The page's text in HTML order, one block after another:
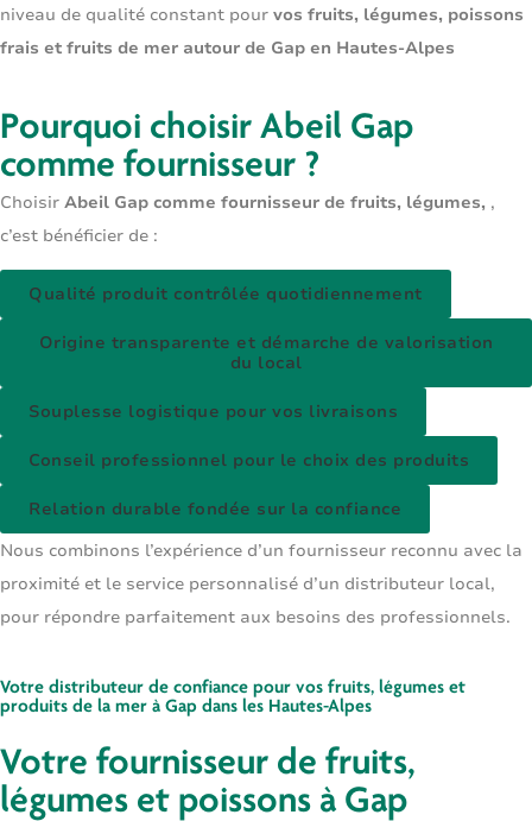
niveau de qualité constant pour vos fruits, légumes, poissons
frais et fruits de mer autour de Gap en Hautes-Alpes
Pourquoi choisir Abeil Gap
comme fournisseur ?
Choisir Abeil Gap comme fournisseur de fruits, légumes, ,
c’est bénéficier de :
Qualité produit contrôlée quotidiennement
Origine transparente et démarche de valorisation
du local
Souplesse logistique pour vos livraisons
Conseil professionnel pour le choix des produits
Relation durable fondée sur la confiance
Nous combinons l’expérience d’un fournisseur reconnu avec la
proximité et le service personnalisé d’un distributeur local,
pour répondre parfaitement aux besoins des professionnels.
Votre distributeur de confiance pour vos fruits, légumes et
produits de la mer à Gap dans les Hautes-Alpes
Votre fournisseur de fruits,
légumes et poissons à Gap